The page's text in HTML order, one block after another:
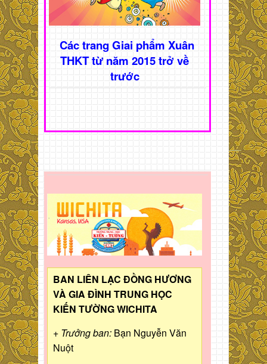
Các trang Giai phẩm Xuân
THKT từ năm 2015 trở về
trước
BAN LIÊN LẠC ĐỒNG HƯƠNG
VÀ GIA ĐÌNH TRUNG HỌC
KIẾN TƯỜNG WICHITA
+ Trưởng ban: Bạn Nguyễn Văn
Nuột